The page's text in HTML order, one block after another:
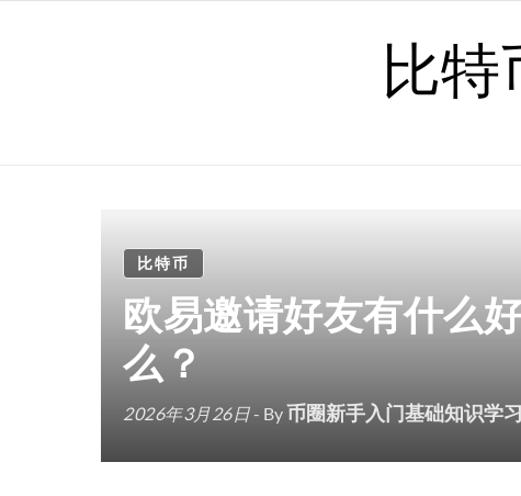
比特
比特币
欧易邀请好友有什么
么？
2026年3月26日- By币圈新手入门基础知识学